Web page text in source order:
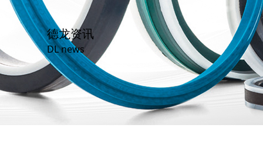
德龙资讯
DL news